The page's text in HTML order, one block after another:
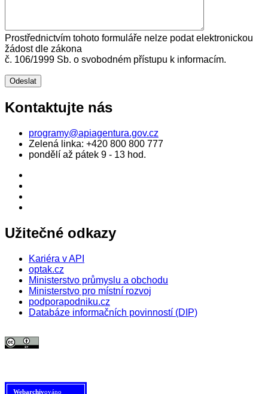
Prostřednictvím tohoto formuláře nelze podat elektronickou
žádost dle zákona
č. 106/1999 Sb. o svobodném přístupu k informacím.
Kontaktujte nás
programy@apiagentura.gov.cz
Zelená linka: +420 800 800 777
pondělí až pátek 9 - 13 hod.
Užitečné odkazy
Kariéra v API
optak.cz
Ministerstvo průmyslu a obchodu
Ministerstvo pro místní rozvoj
podporapodniku.cz
Databáze informačních povinností (DIP)
Webarchivováno